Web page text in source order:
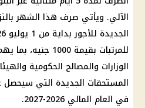
الآلي. ويأتي صرف هذا الشهر
الجديدة للأجور بداية من 1 يوليو 2026
للمرتبات
الوزارات والمصالح الحكومية
المستحقات الجديدة التي سيحصل
في العام المالي 2026-2027.